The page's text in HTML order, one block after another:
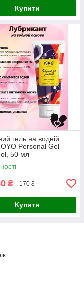
Купити
гель на водній
OYO Personal Gel
50 мл
₴ 170 ₴
Купити